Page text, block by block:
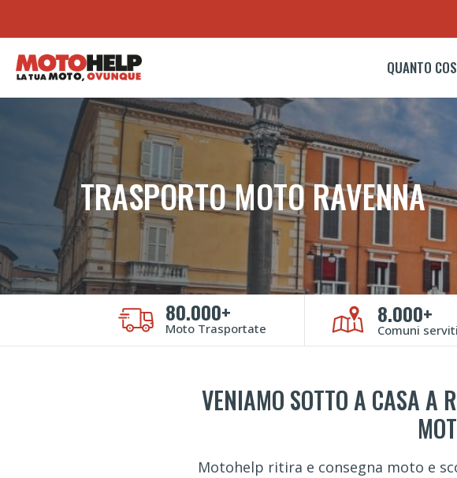
QUANTO
TRASPORTO MOTO RAVENNA
80.000+
Moto Trasportate
8.000+
Comuni
VENIAMO SOTTO A CASA A
Motohelp ritira e consegna moto e